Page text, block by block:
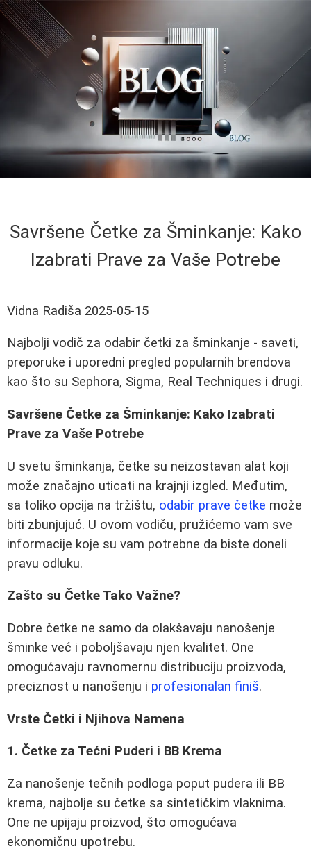
Savršene Četke za Šminkanje: Kako
Izabrati Prave za Vaše Potrebe
Vidna Radiša 2025-05-15
Najbolji vodič za odabir četki za šminkanje - saveti,
preporuke i uporedni pregled popularnih brendova
kao što su Sephora, Sigma, Real Techniques i drugi.
Savršene Četke za Šminkanje: Kako Izabrati
Prave za Vaše Potrebe
U svetu šminkanja, četke su neizostavan alat koji
može značajno uticati na krajnji izgled. Međutim,
sa toliko opcija na tržištu, odabir prave četke može
biti zbunjujuć. U ovom vodiču, pružićemo vam sve
informacije koje su vam potrebne da biste doneli
pravu odluku.
Zašto su Četke Tako Važne?
Dobre četke ne samo da olakšavaju nanošenje
šminke već i poboljšavaju njen kvalitet. One
omogućavaju ravnomernu distribuciju proizvoda,
preciznost u nanošenju i profesionalan finiš.
Vrste Četki i Njihova Namena
1. Četke za Tećni Puderi i BB Krema
Za nanošenje tečnih podloga poput pudera ili BB
krema, najbolje su četke sa sintetičkim vlaknima.
One ne upijaju proizvod, što omogućava
ekonomičnu upotrebu.